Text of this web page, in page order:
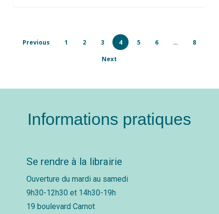
Previous 1 2 3 4 5 6 …
8
Next
Informations pratiques
Se rendre à la librairie
Ouverture du mardi au samedi
9h30-12h30 et 14h30-19h
19 boulevard Carnot